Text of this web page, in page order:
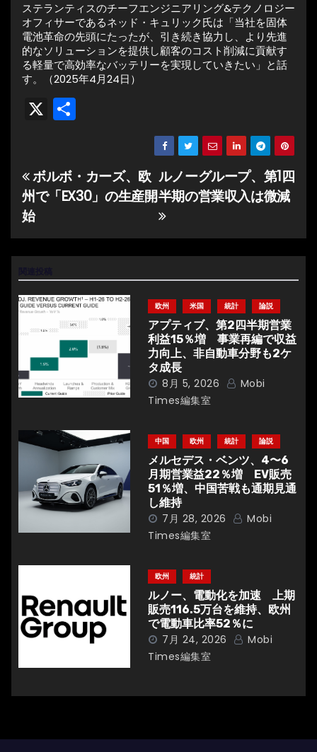
ステランティスのチーフエンジニアリング&テクノロジー
オフィサーであるネッド・キュリック氏は「当社を固体
電池革命の先頭にたったが、引き続き協力し、より先進
的なソリューションを提供し顧客のコスト削減に貢献す
る軽量で高効率なバッテリーを実現していきたい」と話
す。（2025年4月24日）
X
投
稿
ナ
ゲ
ー
シ
ョ
ルノーグループ、第1四
半期の営業収入は微減
ボルボ・カーズ、欧
州で「EX30」の生産開
始
欧州 米国 統計 論説
アプティブ、第2四半期営業
利益15％増 事業再編で収益
力向上、非自動車分野も2ケ
タ成長
8月 5, 2026
Mobi
Times編集室
中国 欧州 統計 論説
メルセデス・ベンツ、4〜6
月期営業益22％増 EV販売
51％増、中国苦戦も通期見通
し維持
7月 28, 2026
Mobi
Times編集室
欧州 統計
ルノー、電動化を加速 上期
販売116.5万台を維持、欧州
で電動車比率52％に
7月 24, 2026
Mobi
Times編集室